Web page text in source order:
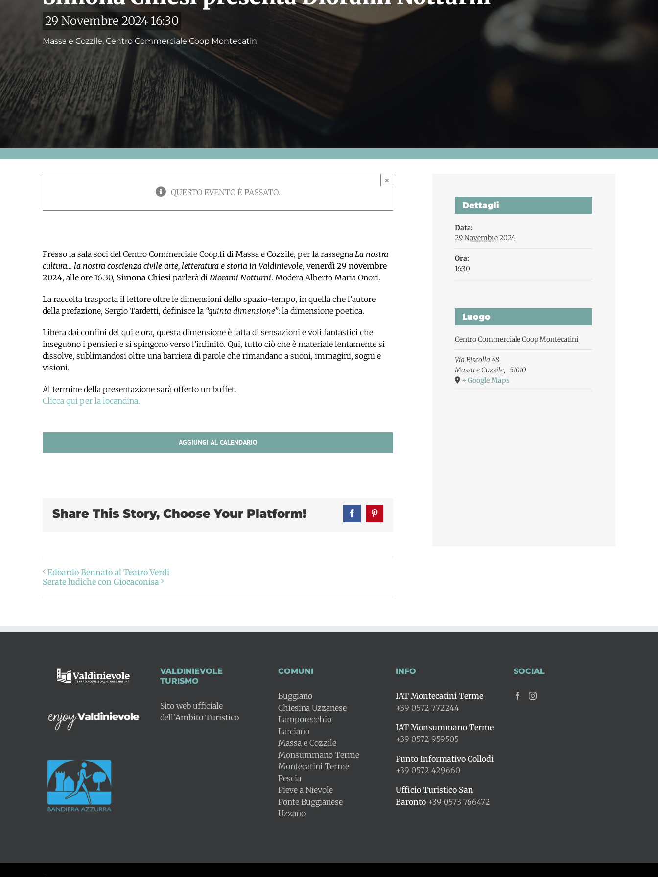
29 Novembre 2024 16:30
Massa e Cozzile, Centro Commerciale Coop Montecatini
QUESTO EVENTO È PASSATO.
×
Presso la sala soci del Centro Commerciale Coop.fi di Massa e Cozzile, per la rassegna La nostra
cultura… la nostra coscienza civile arte, letteratura e storia in Valdinievole, venerdì 29 novembre
2024, alle ore 16.30, Simona Chiesi parlerà di Diorami Notturni. Modera Alberto Maria Onori.
La raccolta trasporta il lettore oltre le dimensioni dello spazio-tempo, in quella che l’autore
della prefazione, Sergio Tardetti, definisce la “quinta dimensione”: la dimensione poetica.
Libera dai confini del qui e ora, questa dimensione è fatta di sensazioni e voli fantastici che
inseguono i pensieri e si spingono verso l’infinito. Qui, tutto ciò che è materiale lentamente si
dissolve, sublimandosi oltre una barriera di parole che rimandano a suoni, immagini, sogni e
visioni.
Al termine della presentazione sarà offerto un buffet.
Clicca qui per la locandina.
AGGIUNGI AL CALENDARIO
Share This Story, Choose Your Platform! FacebookPinterest
Edoardo Bennato al Teatro Verdi
Serate ludiche con Giocaconisa
Dettagli
Data:
29 Novembre 2024
Ora:
16:30
Luogo
Centro Commerciale Coop Montecatini
Via Biscolla 48
Massa e Cozzile, 51010
+ Google Maps
VALDINIEVOLE
TURISMO
Sito web ufficiale
dell’Ambito Turistico
COMUNI
Buggiano
Chiesina Uzzanese
Lamporecchio
Larciano
Massa e Cozzile
Monsummano Terme
Montecatini Terme
Pescia
Pieve a Nievole
Ponte Buggianese
Uzzano
INFO
IAT Montecatini Terme
+39 0572 772244
IAT Monsummano Terme
+39 0572 959505
Punto Informativo Collodi
+39 0572 429660
Ufficio Turistico San
Baronto +39 0573 766472
SOCIAL